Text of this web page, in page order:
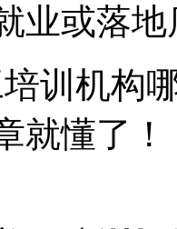
业或落